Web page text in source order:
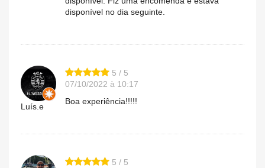
disponível no dia seguinte.
Luís.e
5 / 5
07/10/2022 à 10:17
Boa experiência!!!!!
5 / 5